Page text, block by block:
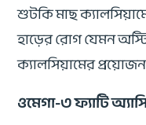
শুটকি মাছ
হাড়ের রোগ যেমন
ক্যালসিয়ামের
ওমেগা-৩ ফ্যাটি